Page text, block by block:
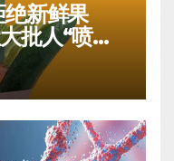
新鲜果
批人“喷射